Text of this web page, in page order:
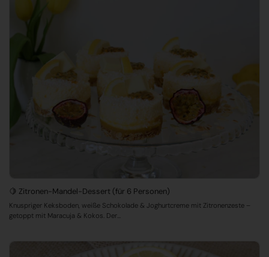
🍋 Zitronen-Mandel-Dessert (für 6 Personen)
Knuspriger Keksboden, weiße Schokolade & Joghurtcreme mit Zitronenzeste –
getoppt mit Maracuja & Kokos. Der...